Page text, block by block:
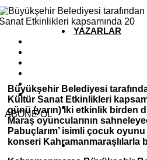
YAZARLAR
ABONE OL
Büyükşehir Belediyesi
Kültür Sanat Etkinlikleri
günü (yarın) iki etkinlik birden
Maraş oyuncularının sahneleye
Pabuçlarım’ isimli çocuk
konseri Kahramanmaraşlılarla